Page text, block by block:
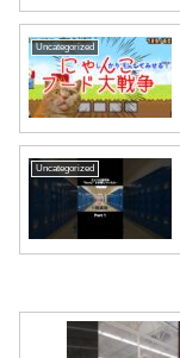
Uncategorized
Uncategorized